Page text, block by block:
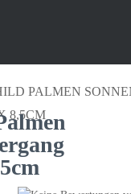
PALMEN
8,5CM